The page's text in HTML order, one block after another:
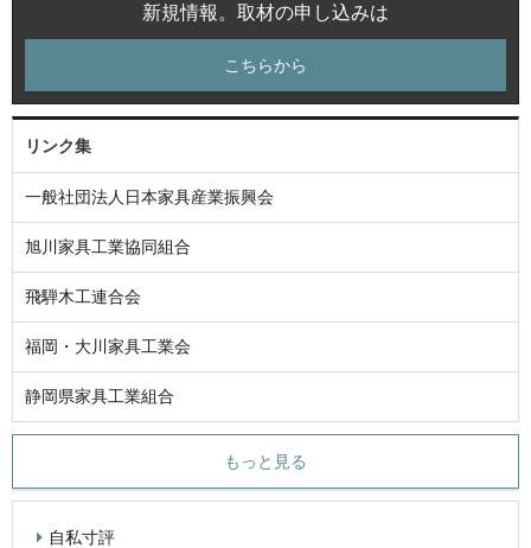
新規情報。取材の申し込みは
こちらから
リンク集
一般社団法人日本家具産業振興会
旭川家具工業協同組合
飛騨木工連合会
福岡・大川家具工業会
静岡県家具工業組合
もっと見る
自私寸評